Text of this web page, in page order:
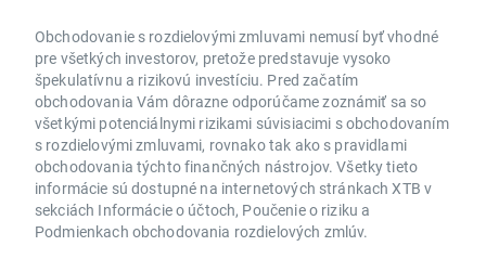
Obchodovanie s rozdielovými zmluvami nemusí byť vhodné
pre všetkých investorov, pretože predstavuje vysoko
špekulatívnu a rizikovú investíciu. Pred začatím
obchodovania Vám dôrazne odporúčame zoznámiť sa so
všetkými potenciálnymi rizikami súvisiacimi s obchodovaním
s rozdielovými zmluvami, rovnako tak ako s pravidlami
obchodovania týchto finančných nástrojov. Všetky tieto
informácie sú dostupné na internetových stránkach XTB v
sekciách Informácie o účtoch, Poučenie o riziku a
Podmienkach obchodovania rozdielových zmlúv.